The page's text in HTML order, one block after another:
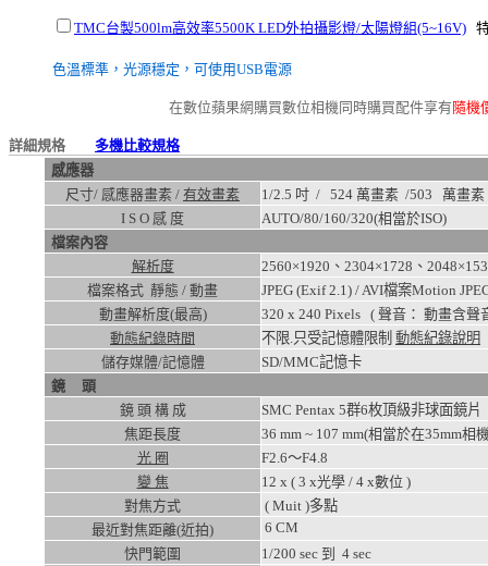
TMC台製500lm高效率5500K LED外拍攝影燈/太陽燈組(5~16V)
色溫標準，光源穩定，可使用USB電源
在數位蘋果網購買數位相機同時購買配件享有隨機
詳細規格
多機比較規格
感應器
尺寸/ 感應器畫素 / 有效畫素 1/2.5 吋 / 524 萬畫素 /503 萬畫素
I S O 感 度
AUTO/80/160/320(相當於ISO)
檔案內容
解析度
2560×1920、2304×1728、
檔案格式 靜態 / 動畫
JPEG (Exif 2.1) / AVI檔案Motion
動畫解析度(最高)
320 x 240 Pixels ( 聲音： 動畫含聲
動態紀錄時間
不限.只受記憶體限制 動態紀錄說明
儲存媒體/記憶體
SD/MMC記憶卡
鏡 頭
鏡 頭 構 成
SMC Pentax 5群6枚頂級非球面
焦距長度
36 mm ~ 107 mm(相當於在35mm相
光 圈
F2.6～F4.8
變 焦
12 x ( 3 x光學 / 4 x數位 )
對焦方式
( Muit )多點
最近對焦距離(近拍)
6 CM
快門範圍
1/200 sec 到 4 sec